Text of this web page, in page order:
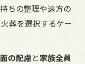
ちの整理や遠方の
葬を選択するケー
の配慮と家族全員